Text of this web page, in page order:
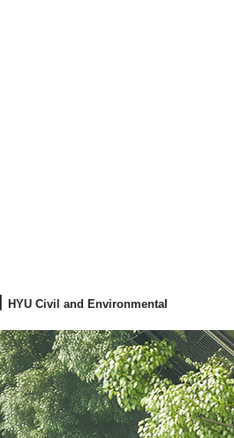
HYU Civil and Environmental